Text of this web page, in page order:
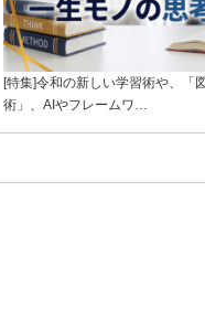
[特集]令和の新しい学習術や、「
術」、AIやフレームワ…